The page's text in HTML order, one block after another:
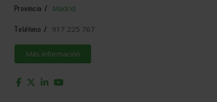
Provincia / Madrid
Teléfono / 917 225 767
Más información